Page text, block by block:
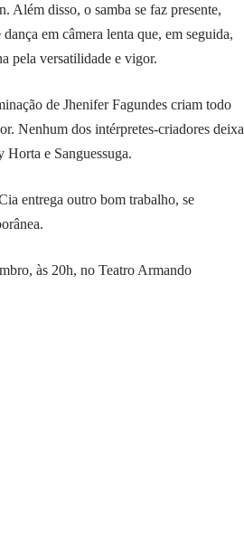
Além disso, o samba se faz presente,
em câmera lenta que, em seguida,
pela versatilidade e vigor.
de Jhenifer Fagundes criam todo
Nenhum dos intérpretes-criadores deixa
e Sanguessuga.
entrega outro bom trabalho, se
às 20h, no Teatro Armando